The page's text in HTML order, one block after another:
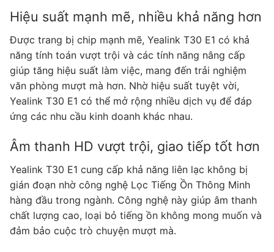
Hiệu suất mạnh mẽ, nhiều khả năng hơn
Được trang bị chip mạnh mẽ, Yealink T30 E1 có khả
năng tính toán vượt trội và các tính năng nâng cấp
giúp tăng hiệu suất làm việc, mang đến trải nghiệm
văn phòng mượt mà hơn. Nhờ hiệu suất tuyệt vời,
Yealink T30 E1 có thể mở rộng nhiều dịch vụ để đáp
ứng các nhu cầu kinh doanh khác nhau.
Âm thanh HD vượt trội, giao tiếp tốt hơn
Yealink T30 E1 cung cấp khả năng liên lạc không bị
gián đoạn nhờ công nghệ Lọc Tiếng Ồn Thông Minh
hàng đầu trong ngành. Công nghệ này giúp âm thanh
chất lượng cao, loại bỏ tiếng ồn không mong muốn và
đảm bảo cuộc trò chuyện mượt mà.